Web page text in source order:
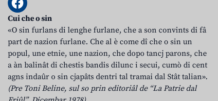
Cui che o sin
«O sin furlans di lenghe furlane, che a son convints di fâ
part de nazion furlane. Che al è come dî che o sin un
popul, une etnie, une nazion, che dopo tancj parons, che
a àn balinât di chestis bandis dilunc i secui, cumò di cent
agns indaûr o sin cjapâts dentri tal tramai dal Stât talian».
(Pre Toni Beline, sul so prin editoriâl de “La Patrie dal